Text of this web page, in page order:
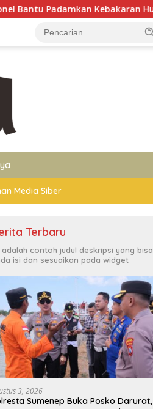
Hutan di Gunung Bromo
Media Siber
Terbaru
adalah contoh judul deskripsi yang bisa
isi dan sesuaikan pada widget
3, 2026
Sumenep Buka Posko Darurat,